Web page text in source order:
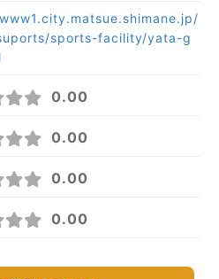
sports-facility/yata-g
0.00
0.00
0.00
0.00